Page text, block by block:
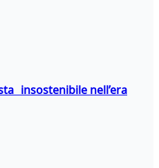
insostenibile nell’era